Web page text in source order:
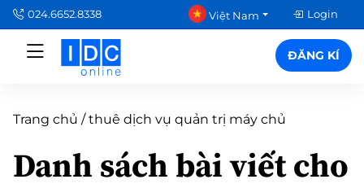
024.6652.8338 Việt Nam Login
ĐĂNG KÍ
Trang chủ /thuê dịch vụ quản trị máy chủ
Danh sách bài viết cho